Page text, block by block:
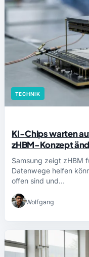
TECHNIK
KI-Chips warten
zHBM-Konzept
Samsung zeigt zHBM
Datenwege helfen
offen sind und…
Wolfgang